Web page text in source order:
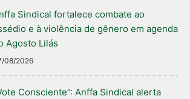
Sindical fortalece combate ao
e à violência de gênero em agenda
Agosto Lilás
08/2026
Consciente”: Anffa Sindical alerta